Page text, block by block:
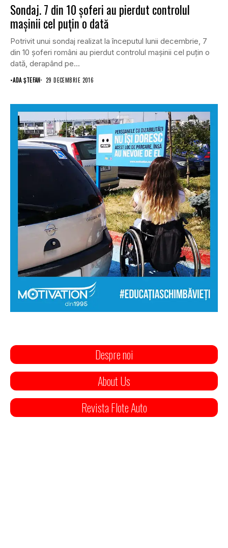
Sondaj. 7 din 10 şoferi au pierdut controlul
maşinii cel puţin o dată
Potrivit unui sondaj realizat la începutul lunii decembrie, 7
din 10 şoferi români au pierdut controlul maşinii cel puţin o
dată, derapând pe...
•ADA ȘTEFAN 29 DECEMBRIE 2016
Despre noi
About Us
Revista Flote Auto